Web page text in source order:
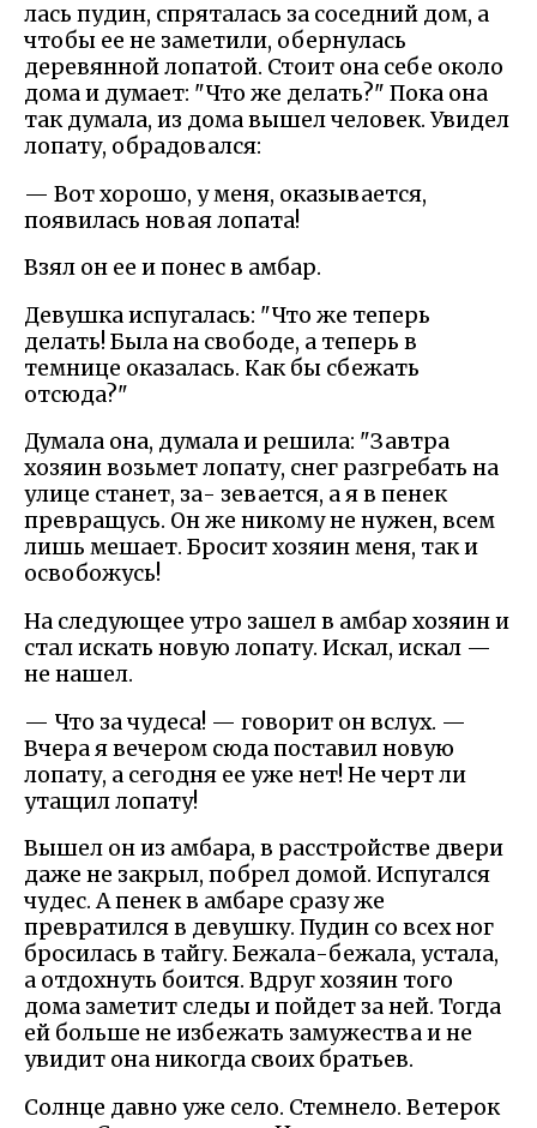
лась пудин, спряталась за соседний дом, а
чтобы ее не заметили, обернулась
деревянной лопатой. Стоит она себе около
дома и думает: "Что же делать?" Пока она
так думала, из дома вышел человек. Увидел
лопату, обрадовался:
— Вот хорошо, у меня, оказывается,
появилась новая лопата!
Взял он ее и понес в амбар.
Девушка испугалась: "Что же теперь
делать! Была на свободе, а теперь в
темнице оказалась. Как бы сбежать
отсюда?"
Думала она, думала и решила: "Завтра
хозяин возьмет лопату, снег разгребать на
улице станет, за- зевается, а я в пенек
превращусь. Он же никому не нужен, всем
лишь мешает. Бросит хозяин меня, так и
освобожусь!
На следующее утро зашел в амбар хозяин и
стал искать новую лопату. Искал, искал —
не нашел.
— Что за чудеса! — говорит он вслух. —
Вчера я вечером сюда поставил новую
лопату, а сегодня ее уже нет! Не черт ли
утащил лопату!
Вышел он из амбара, в расстройстве двери
даже не закрыл, побрел домой. Испугался
чудес. А пенек в амбаре сразу же
превратился в девушку. Пудин со всех ног
бросилась в тайгу. Бежала-бежала, устала,
а отдохнуть боится. Вдруг хозяин того
дома заметит следы и пойдет за ней. Тогда
ей больше не избежать замужества и не
увидит она никогда своих братьев.
Солнце давно уже село. Стемнело. Ветерок